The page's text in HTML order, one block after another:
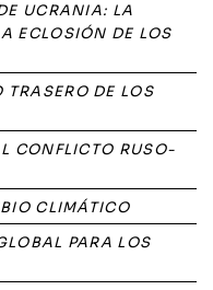
UCRANIA: LA
ECLOSIÓN DE LOS
DE LOS
CONFLICTO RUSO-
CLIMÁTICO
PARA LOS